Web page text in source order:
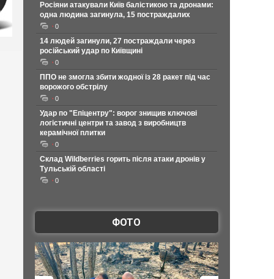
Росіяни атакували Київ балістикою та дронами:
одна людина загинула, 15 постраждалих
0
14 людей загинули, 27 постраждали через
російський удар по Київщині
0
ППО не змогла збити жодної із 28 ракет під час
ворожого обстрілу
0
Удар по "Епіцентру": ворог знищив ключові
логістичні центри та завод з виробництв
керамічної плитки
0
Склад Wildberries горить після атаки дронів у
Тульській області
0
ФОТО